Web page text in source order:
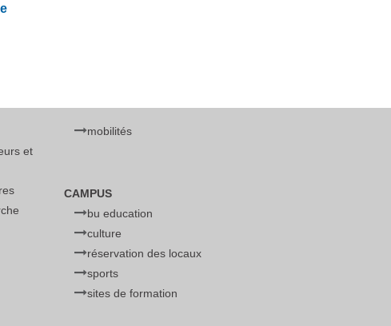
et
mobilités
CAMPUS
bu education
culture
réservation des locaux
sports
sites de formation